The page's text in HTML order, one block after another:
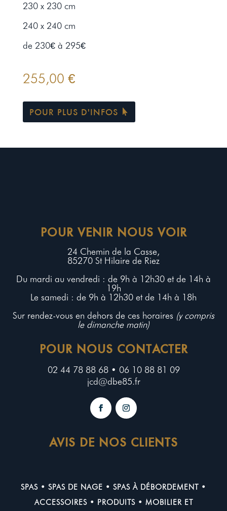
230 x 230 cm
240 x 240 cm
de 230€ à 295€
255,00 €
POUR PLUS D'INFOS
POUR VENIR NOUS VOIR
24 Chemin de la Casse,
85270 St Hilaire de Riez
Du mardi au vendredi : de 9h à 12h30 et de 14h à
19h
Le samedi : de 9h à 12h30 et de 14h à 18h
Sur rendez-vous en dehors de ces horaires (y compris
le dimanche matin)
POUR NOUS CONTACTER
02 44 78 88 68 • 06 10 88 81 09
jcd@dbe85.fr
AVIS DE NOS CLIENTS
SPAS • SPAS DE NAGE • SPAS À DÉBORDEMENT •
ACCESSOIRES• PRODUITS• MOBILIER ET